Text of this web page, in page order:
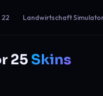
Landwirtschaft
25 Skins